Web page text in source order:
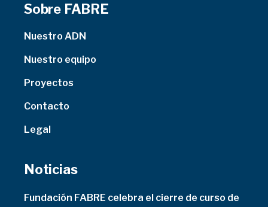
Sobre FABRE
Nuestro ADN
Nuestro equipo
Proyectos
Contacto
Legal
Noticias
Fundación FABRE celebra el cierre de curso de